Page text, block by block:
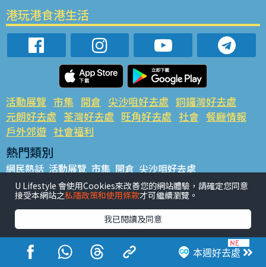
本週好去處
港玩港食港生活
活動展覽 市集 開倉 尖沙咀好去處 銅鑼灣好去處
元朗好去處 荃灣好去處 旺角好去處 社會 餐廳情報
戶外郊遊 社會福利
熱門類別
網民熱話 活動展覽 市集 開倉 尖沙咀好去處
銅鑼灣好去處 元朗好去處 荃灣好去處 旺角好去處 社會
餐廳情報 戶外郊遊
熱門標籤
#UGO搵好去處 #人氣活動推介 #美食社群熱話
#親子玩樂好去處
#ULifestyle應用程式
#限時搶
#UJetso禮物放送
#ULifestyle商戶中心 #著數 #網絡熱話
U Lifestyle 會使用Cookies來改善您的網站體驗，請確定您同意
接受本網站之私隱政策和使用條款才可繼續瀏覽。
我已閱讀及同意